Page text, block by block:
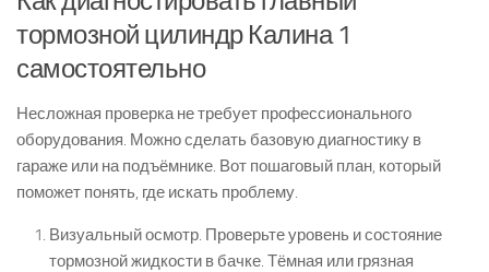
тормозной цилиндр Калина 1
самостоятельно
Несложная проверка не требует профессионального
оборудования. Можно сделать базовую диагностику в
гараже или на подъёмнике. Вот пошаговый план, который
поможет понять, где искать проблему.
Визуальный осмотр. Проверьте уровень и состояние
тормозной жидкости в бачке. Тёмная или грязная